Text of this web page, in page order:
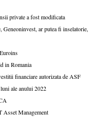
private a fost modificata
ar putea fi inselatorie,
in Romania
financiare autorizata de ASF
ale anului 2022
Management